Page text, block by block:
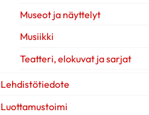
Museot ja näyttelyt
Musiikki
Teatteri, elokuvat ja sarjat
Lehdistötiedote
Luottamustoimi